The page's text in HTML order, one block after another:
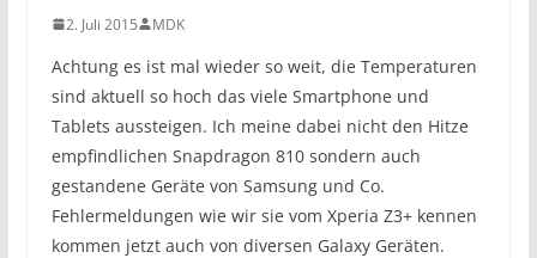
2. Juli 2015 MDK
Achtung es ist mal wieder so weit, die Temperaturen
sind aktuell so hoch das viele Smartphone und
Tablets aussteigen. Ich meine dabei nicht den Hitze
empfindlichen Snapdragon 810 sondern auch
gestandene Geräte von Samsung und Co.
Fehlermeldungen wie wir sie vom Xperia Z3+ kennen
kommen jetzt auch von diversen Galaxy Geräten.